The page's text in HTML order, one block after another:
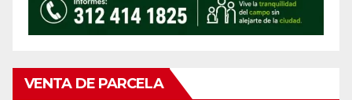
VENTA DE PARCELA